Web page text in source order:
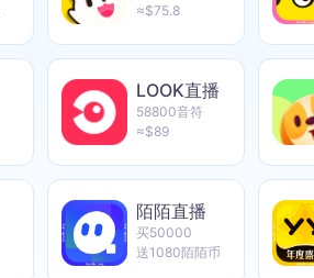
≈$75.8
LOOK直播
58800音符
≈$89
陌陌直播
买50000
送1080陌陌币